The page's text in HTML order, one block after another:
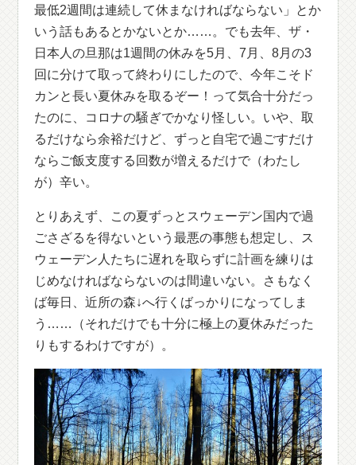
最低2週間は連続して休まなければならない」とか
いう話もあるとかないとか……。でも去年、ザ・
日本人の旦那は1週間の休みを5月、7月、8月の3
回に分けて取って終わりにしたので、今年こそド
カンと長い夏休みを取るぞー！って気合十分だっ
たのに、コロナの騒ぎでかなり怪しい。いや、取
るだけなら余裕だけど、ずっと自宅で過ごすだけ
ならご飯支度する回数が増えるだけで（わたし
が）辛い。
とりあえず、この夏ずっとスウェーデン国内で過
ごさざるを得ないという最悪の事態も想定し、ス
ウェーデン人たちに遅れを取らずに計画を練りは
じめなければならないのは間違いない。さもなく
ば毎日、近所の森↓へ行くばっかりになってしま
う……（それだけでも十分に極上の夏休みだった
りもするわけですが）。